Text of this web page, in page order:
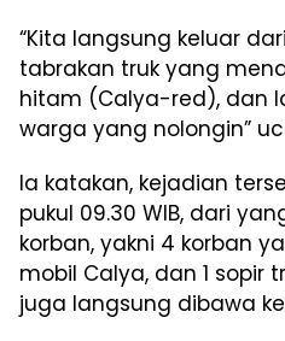
“Kita langsung keluar
tabrakan truk yang
hitam (Calya-red), dan
warga yang nolongin”
Ia katakan, kejadian
pukul 09.30 WIB, dari
korban, yakni 4 korban
mobil Calya, dan 1 sopir
juga langsung dibawa